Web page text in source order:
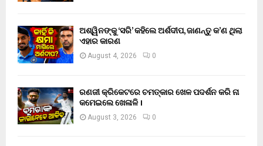
ଅଶ୍ୱିନଙ୍କୁ ‘ସରି’ କହିଲେ ଅର୍ଶଦୀପ, ଜାଣନ୍ତୁ କ’ଣ ଥିଲା
ଏହାର କାରଣ
August 4, 2026 0
ରଣଜୀ କ୍ରିକେଟରେ ଚମତ୍କାର ଖେଳ ପଦର୍ଶନ କରି ନା
କମେଇଲେ ଖେଳାଳି ।
August 3, 2026 0